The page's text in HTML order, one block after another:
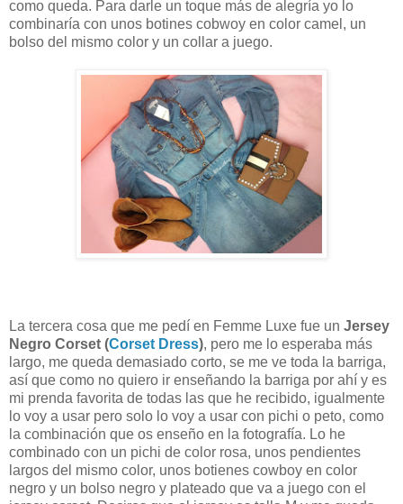
como queda. Para darle un toque más de alegría yo lo
combinaría con unos botines cobwoy en color camel, un
bolso del mismo color y un collar a juego.
La tercera cosa que me pedí en Femme Luxe fue un Jersey
Negro Corset (Corset Dress), pero me lo esperaba más
largo, me queda demasiado corto, se me ve toda la barriga,
así que como no quiero ir enseñando la barriga por ahí y es
mi prenda favorita de todas las que he recibido, igualmente
lo voy a usar pero solo lo voy a usar con pichi o peto, como
la combinación que os enseño en la fotografía. Lo he
combinado con un pichi de color rosa, unos pendientes
largos del mismo color, unos botienes cowboy en color
negro y un bolso negro y plateado que va a juego con el